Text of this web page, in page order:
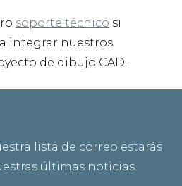
soporte técnico si
integrar nuestros
de dibujo CAD.
lista de correo estarás
últimas noticias.